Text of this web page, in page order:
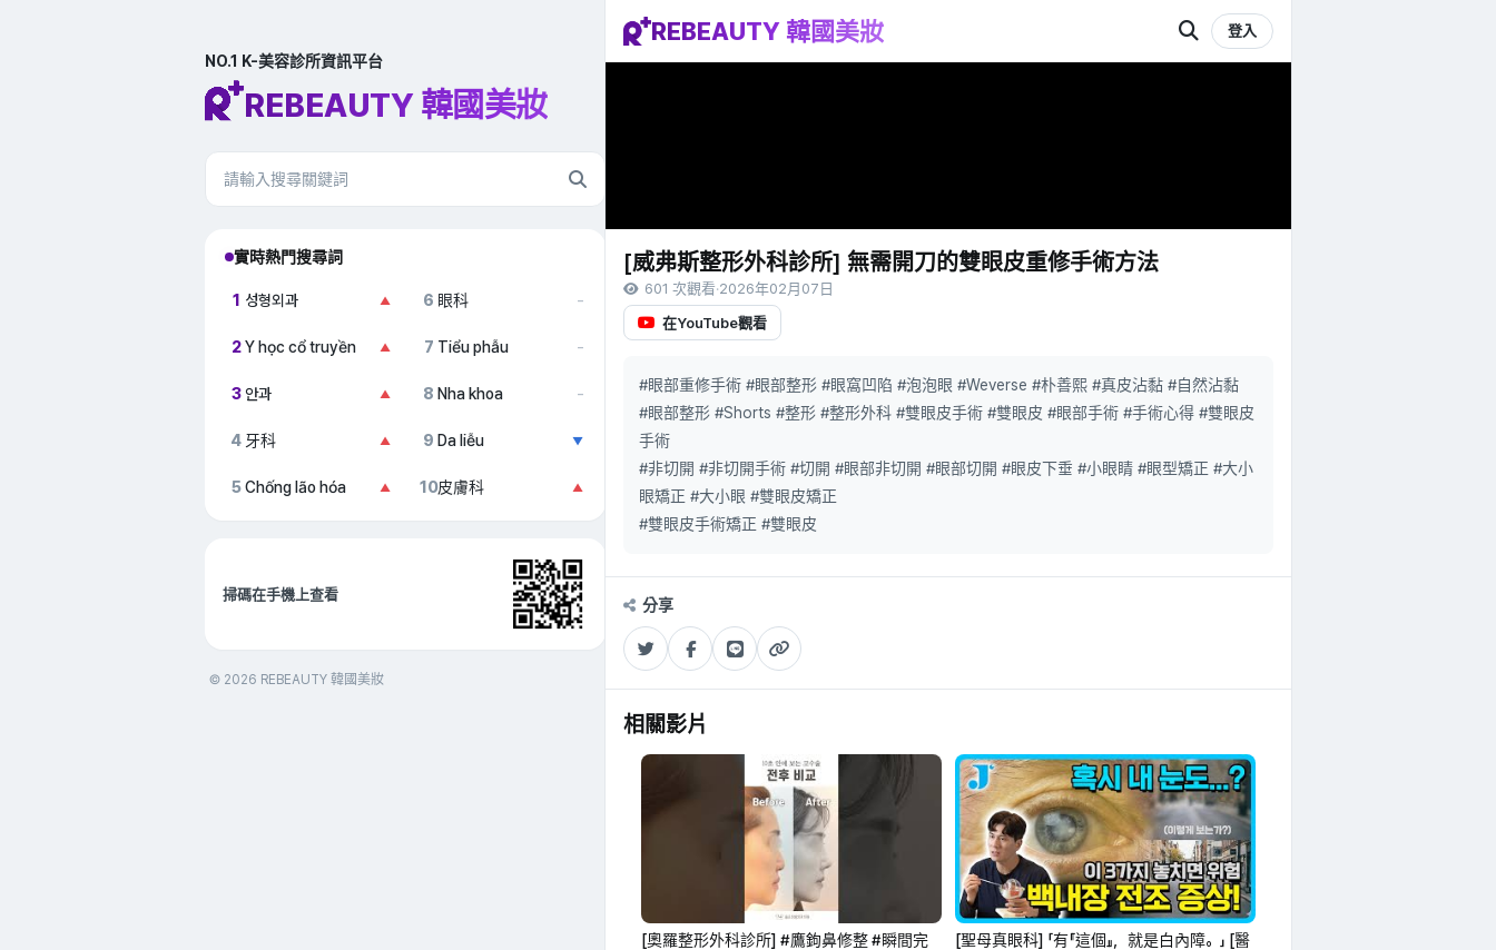
NO.1 K-美容診所資訊平台
REBEAUTY 韓國美妝
實時熱門搜尋詞
1 성형외과 ▲
2 Y học cổ truyền ▲
3 안과 ▲
4 牙科 ▲
5 Chống lão hóa ▲
6 眼科 –
7 Tiểu phẫu –
8 Nha khoa –
9 Da liễu ▼
10皮膚科 ▲
掃碼在手機上查看
© 2026 REBEAUTY 韓國美妝
REBEAUTY 韓國美妝 登入
[威弗斯整形外科診所] 無需開刀的雙眼皮重修手術方法
601 次觀看·2026年02月07日
在YouTube觀看
#眼部重修手術 #眼部整形 #眼窩凹陷 #泡泡眼 #Weverse #朴善熙 #真皮沾黏 #自然沾黏
#眼部整形 #Shorts #整形 #整形外科 #雙眼皮手術 #雙眼皮 #眼部手術 #手術心得 #雙眼皮
手術
#非切開 #非切開手術 #切開 #眼部非切開 #眼部切開 #眼皮下垂 #小眼睛 #眼型矯正 #大小
眼矯正 #大小眼 #雙眼皮矯正
#雙眼皮手術矯正 #雙眼皮
分享
相關影片
[奧羅整形外科診所] #鷹鉤鼻修整 #瞬間完
[聖母真眼科] 「有『這個』，就是白內障。」 [醫